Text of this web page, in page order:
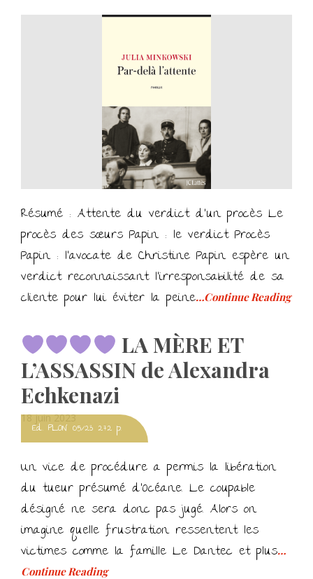
Résumé : Attente du verdict d’un procès Le
procès des sœurs Papin : le verdict Procès
Papin : l’avocate de Christine Papin espère un
verdict reconnaissant l’irresponsabilité de sa
cliente pour lui éviter la peine…Continue Reading
LA MÈRE ET
L’ASSASSIN de Alexandra
Echkenazi
Posted
18 juin 2023
Ed. PLON 05/23 272 p.
Un vice de procédure a permis la libération
du tueur présumé d’Océane. Le coupable
désigné ne sera donc pas jugé. Alors on
imagine quelle frustration ressentent les
victimes comme la famille Le Dantec et plus…
Continue Reading